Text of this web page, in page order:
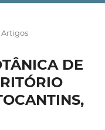
Artigos
DE